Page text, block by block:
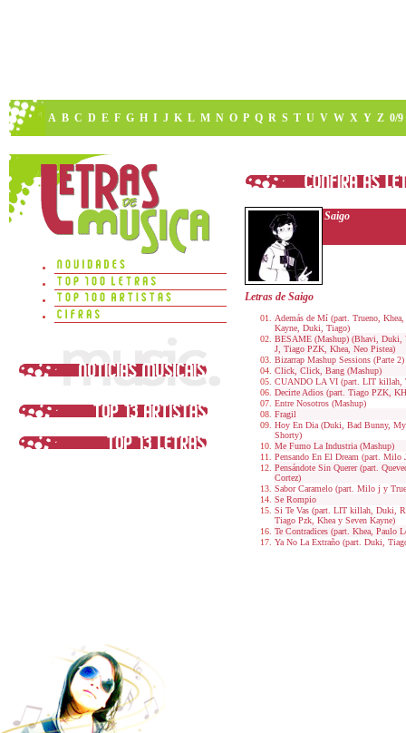
A B C D E F G H I J K L M N O P Q R S T U V W X Y Z 0/9
Saigo
Letras de Saigo
Además de Mí (part. Trueno,
Kayne, Duki, Tiago)
BESAME (Mashup) (Bhavi,
J, Tiago PZK, Khea, Neo Pistea)
Bizarrap Mashup Sessions (Parte 2)
Click, Click, Bang (Mashup)
CUANDO LA VI (part. LIT killah,
Decirte Adios (part. Tiago PZK,
Entre Nosotros (Mashup)
Fragil
Hoy En Dia (Duki, Bad Bunny,
Shorty)
Me Fumo La Industria (Mashup)
Pensando En El Dream (part. Milo
Pensándote Sin Querer (part.
Cortez)
Sabor Caramelo (part. Milo j y
Se Rompio
Si Te Vas (part. LIT killah, Duki,
Tiago Pzk, Khea y Seven Kayne)
Te Contradices (part. Khea, Paulo
Ya No La Extraño (part. Duki,